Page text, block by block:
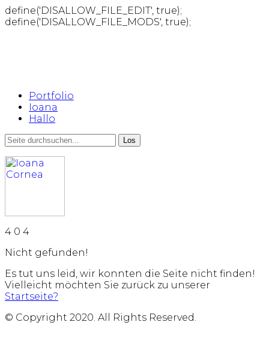
define('DISALLOW_FILE_EDIT', true);
define('DISALLOW_FILE_MODS', true);
Portfolio
Ioana
Hallo
4 0 4
Nicht gefunden!
Es tut uns leid, wir konnten die Seite nicht finden!
Vielleicht möchten Sie zurück zu unserer
Startseite?
© Copyright 2020. All Rights Reserved.